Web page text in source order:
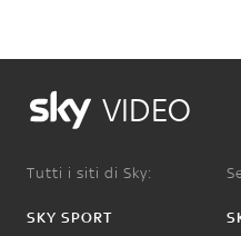
VIDEO
Tutti i siti di Sky:
SKY SPORT